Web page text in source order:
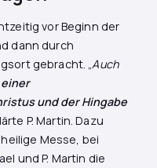
vor Beginn der
dann durch
gebracht. „ Auch
einer
und der Hingabe
P. Martin. Dazu
Messe, bei
und P. Martin die